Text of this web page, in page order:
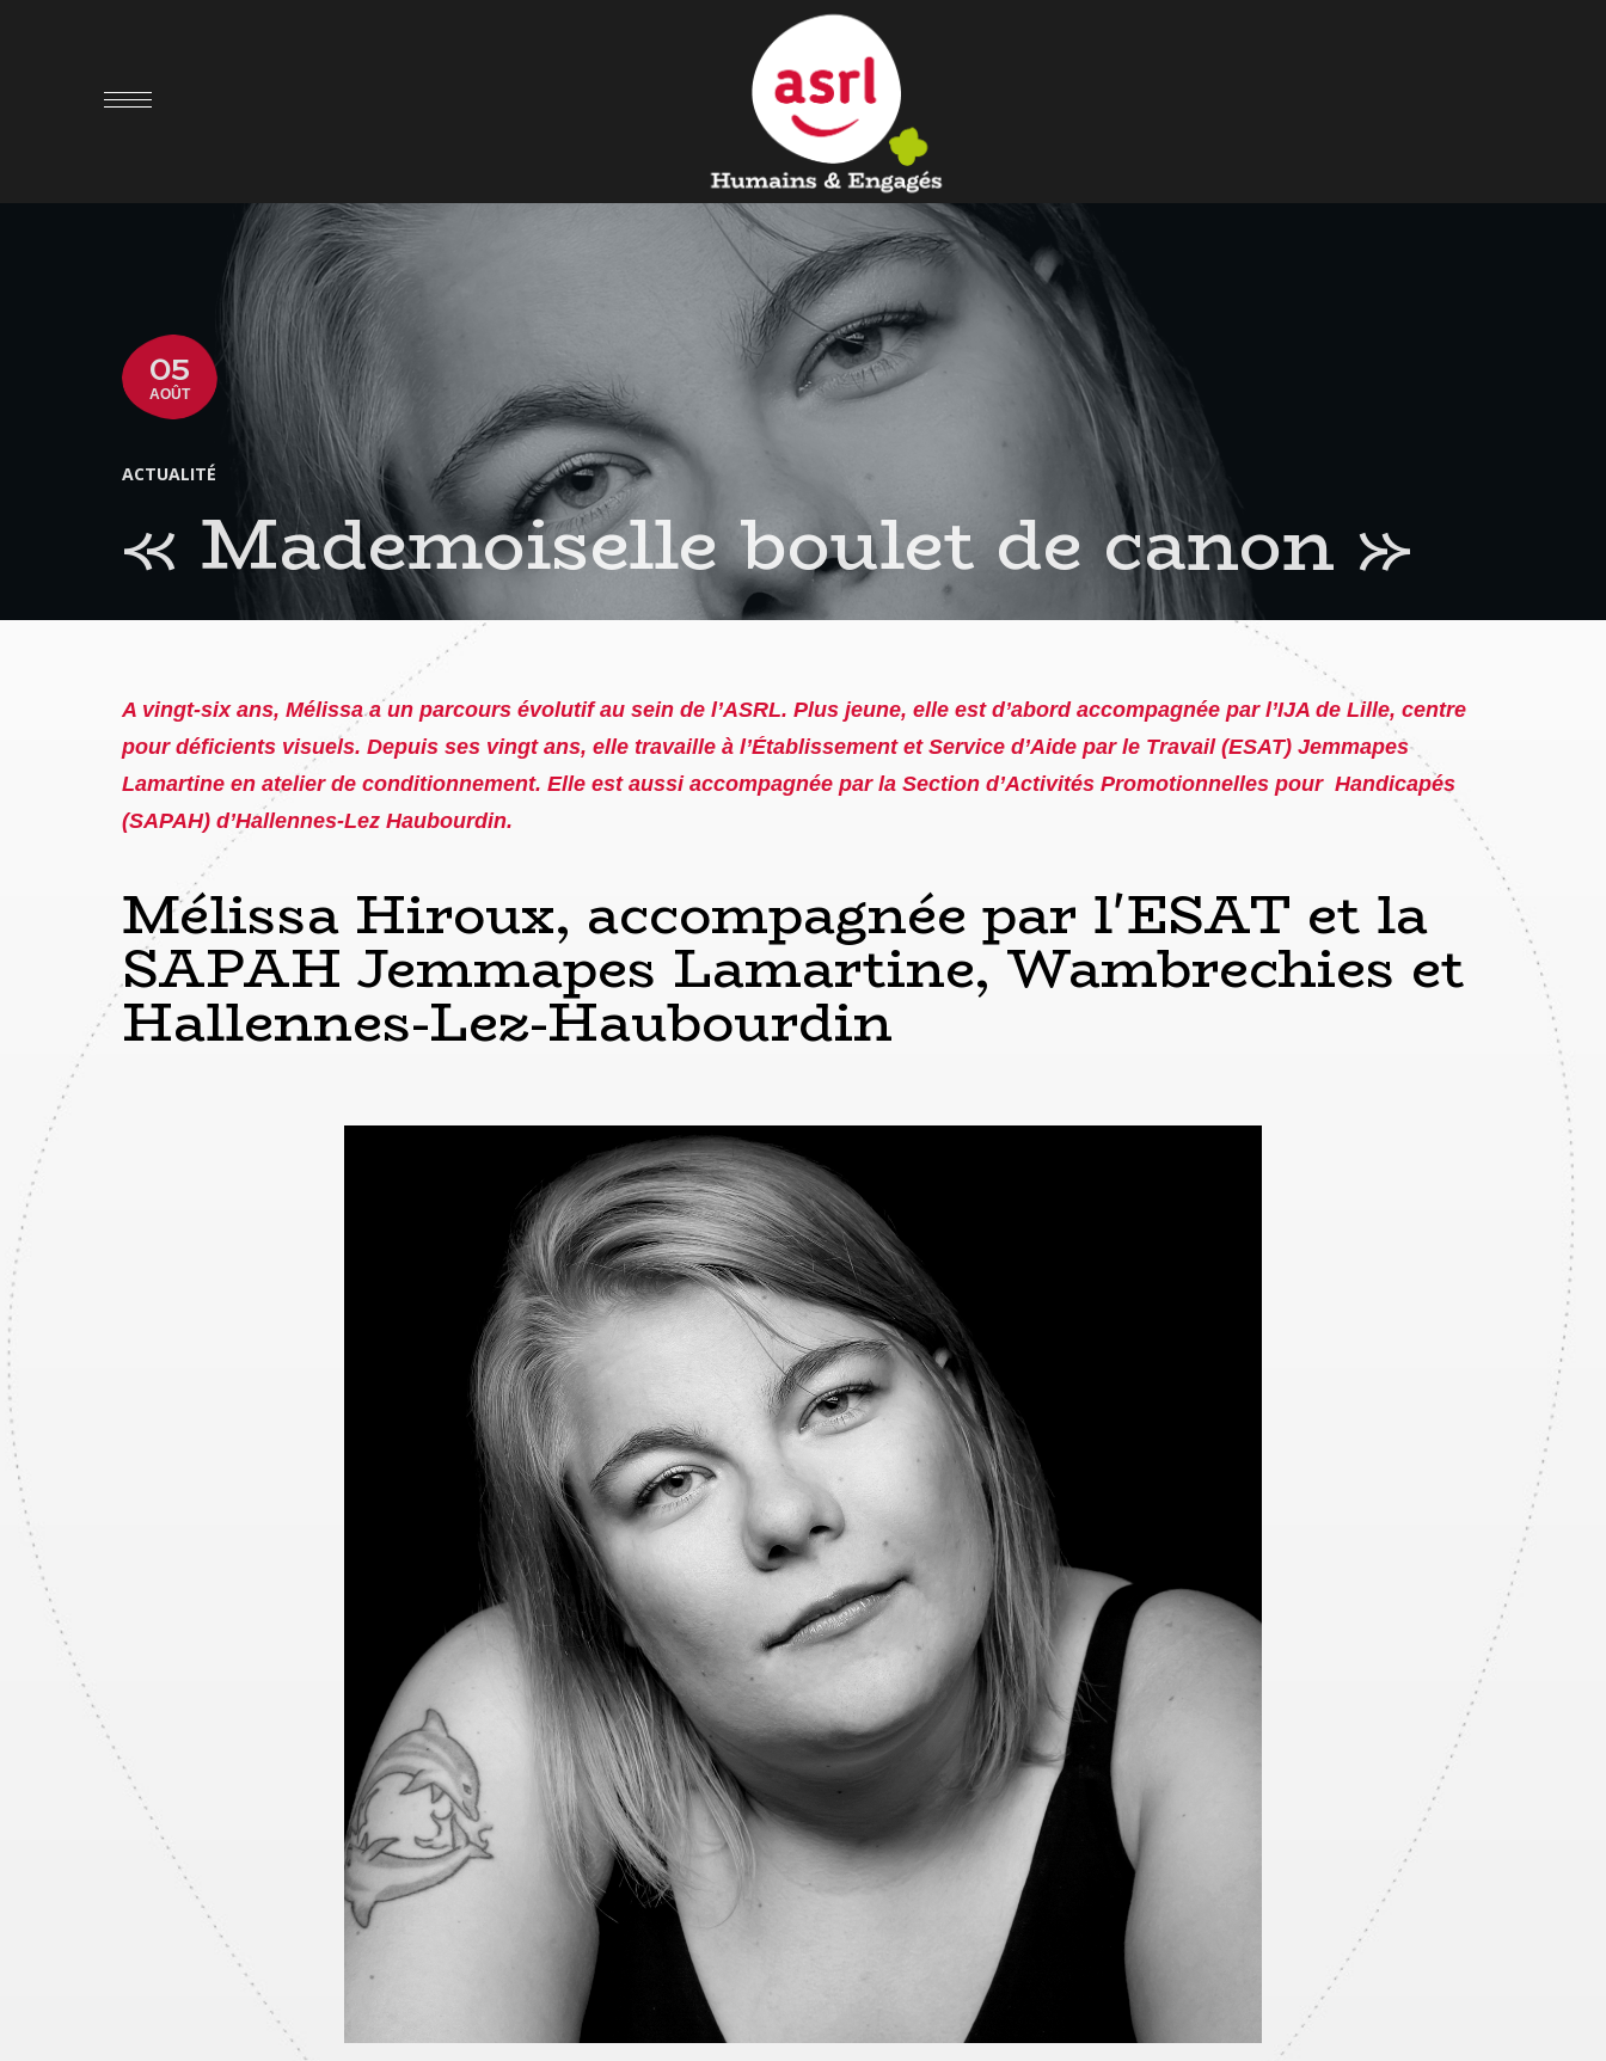
05
AOÛT
ACTUALITÉ
« Mademoiselle boulet de canon »
A vingt-six ans, Mélissa a un parcours évolutif au sein de l’ASRL. Plus jeune, elle est d’abord accompagnée par l’IJA de Lille, centre
pour déficients visuels. Depuis ses vingt ans, elle travaille à l’Établissement et Service d’Aide par le Travail (ESAT) Jemmapes
Lamartine en atelier de conditionnement. Elle est aussi accompagnée par la Section d’Activités Promotionnelles pour Handicapés
(SAPAH) d’Hallennes-Lez Haubourdin.
Mélissa Hiroux, accompagnée par l'ESAT et la
SAPAH Jemmapes Lamartine, Wambrechies et
Hallennes-Lez-Haubourdin